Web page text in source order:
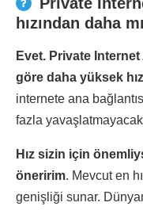
hızından daha
Evet. Private Internet
göre daha yüksek
internete ana
fazla
Hız sizin için
öneririm. Mevcut en
genişliği sunar.